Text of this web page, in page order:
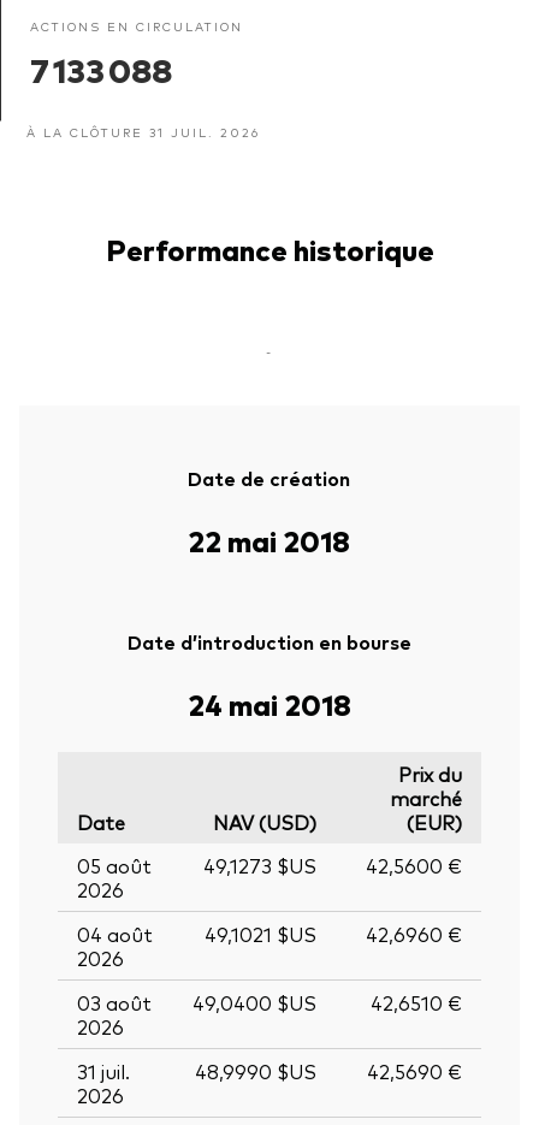
ACTIONS EN CIRCULATION
7 133 088
À LA CLÔTURE 31 JUIL. 2026
Performance historique
-
Date de création
22 mai 2018
Date d’introduction en bourse
24 mai 2018
Date NAV (USD)
Prix du
marché
(EUR)
05 août
2026
49,1273 $US 42,5600 €
04 août
2026
49,1021 $US 42,6960 €
03 août
2026
49,0400 $US 42,6510 €
31 juil.
2026
48,9990 $US 42,5690 €